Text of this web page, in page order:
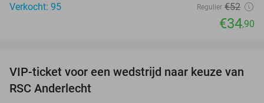
Verkocht: 95
Regulier €52
€34,90
70%
VIP-ticket voor een wedstrijd naar keuze van
RSC Anderlecht